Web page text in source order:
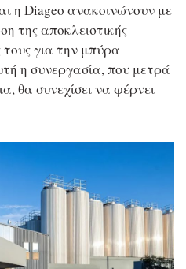
η Diageo ανακοινώνουν με
της αποκλειστικής
για την μπύρα
η συνεργασία, που μετρά
θα συνεχίσει να φέρνει